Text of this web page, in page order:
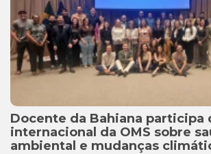
Docente da Bahiana participa
internacional da OMS sobre
ambiental e mudanças